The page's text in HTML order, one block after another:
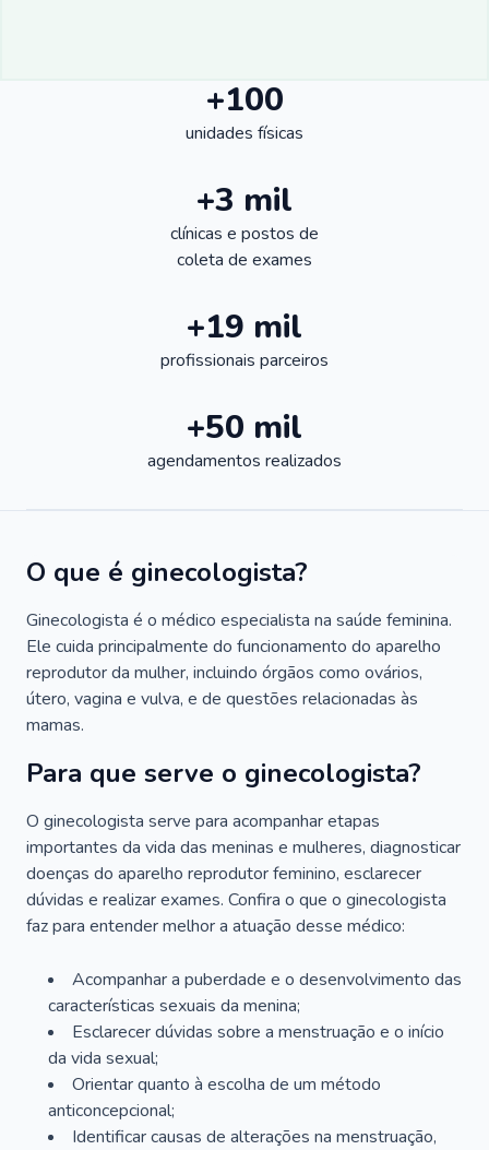
+100
unidades físicas
+3 mil
clínicas e postos de
coleta de exames
+19 mil
profissionais parceiros
+50 mil
agendamentos realizados
O que é ginecologista?
Ginecologista é o médico especialista na saúde feminina.
Ele cuida principalmente do funcionamento do aparelho
reprodutor da mulher, incluindo órgãos como ovários,
útero, vagina e vulva, e de questões relacionadas às
mamas.
Para que serve o ginecologista?
O ginecologista serve para acompanhar etapas
importantes da vida das meninas e mulheres, diagnosticar
doenças do aparelho reprodutor feminino, esclarecer
dúvidas e realizar exames. Confira o que o ginecologista
faz para entender melhor a atuação desse médico:
Acompanhar a puberdade e o desenvolvimento das
características sexuais da menina;
Esclarecer dúvidas sobre a menstruação e o início
da vida sexual;
Orientar quanto à escolha de um método
anticoncepcional;
Identificar causas de alterações na menstruação,